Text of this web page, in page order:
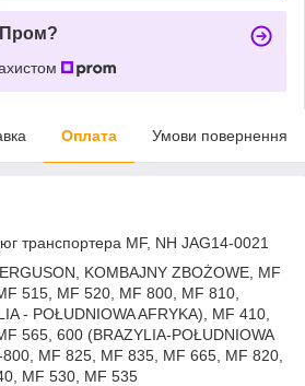
Пром?
Оплата Умови повернення
транспортера MF, NH JAG14-0021
KOMBAJNY ZBOŻOWE, MF
515, MF 520, MF 800, MF 810,
- POŁUDNIOWA AFRYKA), MF 410,
565, 600 (BRAZYLIA-POŁUDNIOWA
MF 825, MF 835, MF 665, MF 820,
MF 530, MF 535